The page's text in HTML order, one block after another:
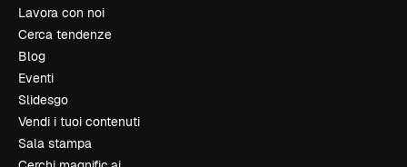
Lavora con noi
Cerca tendenze
Blog
Eventi
Slidesgo
Vendi i tuoi contenuti
Sala stampa